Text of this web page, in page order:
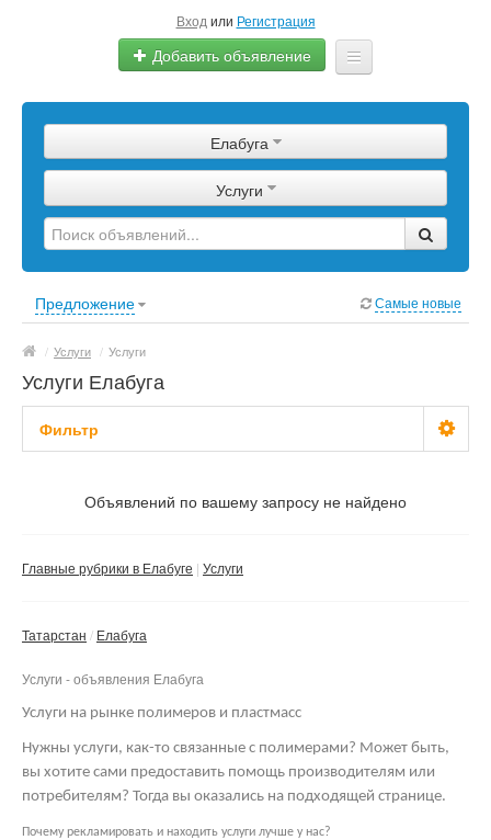
Вход или Регистрация
Добавить объявление
Сырье
Изделия
Оборудование
Елабуга
Услуги
Предложение Самые новые
/ Услуги / Услуги
Услуги Елабуга
Фильтр
Не важно
Частные
Применить
Объявлений по вашему запросу не найдено
Главные рубрики в Елабуге Услуги
Татарстан Елабуга
Услуги - объявления Елабуга
Услуги на рынке полимеров и пластмасс
Нужны услуги, как-то связанные с полимерами? Может быть,
вы хотите сами предоставить помощь производителям или
потребителям? Тогда вы оказались на подходящей странице.
Почему рекламировать и находить услуги лучше у нас?